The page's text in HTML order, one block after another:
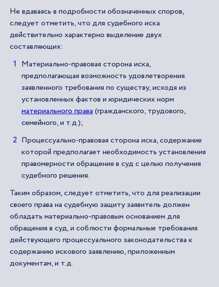
Не вдаваясь в подробности обозначенных споров,
следует отметить, что для судебного иска
действительно характерно выделение двух
составляющих:
Материально-правовая сторона иска,
предполагающая возможность удовлетворения
заявленного требования по существу, исходя из
установленных фактов и юридических норм
материального права(гражданского, трудового,
семейного, и т.д.);
Процессуально-правовая сторона иска, содержание
которой предполагает необходимость установления
правомерности обращения в суд с целью получения
судебного решения.
Таким образом, следует отметить, что для реализации
своего права на судебную защиту заявитель должен
обладать материально-правовым основанием для
обращения в суд, и соблюсти формальные требования
действующего процессуального законодательства к
содержанию искового заявлению, приложенным
документам, и т.д.